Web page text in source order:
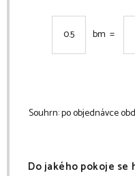
bm =
Souhrn:po objednávce
Do jakého pokoje se